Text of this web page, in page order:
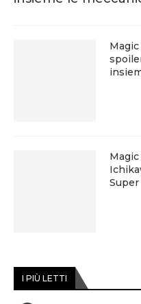
Magic
Magic
Super
I PIÙ LETTI